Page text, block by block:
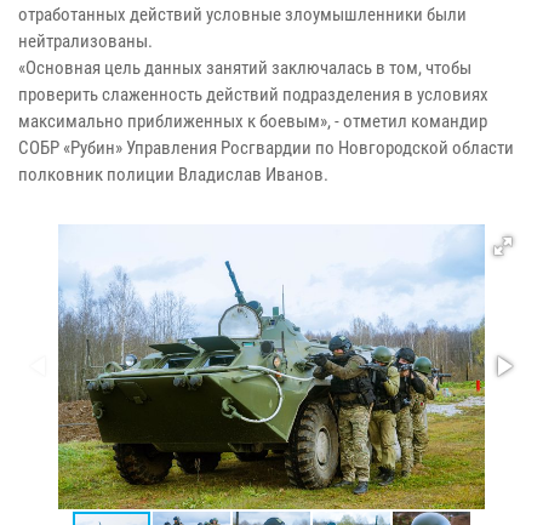
отработанных действий условные злоумышленники были
нейтрализованы.
«Основная цель данных занятий заключалась в том, чтобы
проверить слаженность действий подразделения в условиях
максимально приближенных к боевым», - отметил командир
СОБР «Рубин» Управления Росгвардии по Новгородской области
полковник полиции Владислав Иванов.